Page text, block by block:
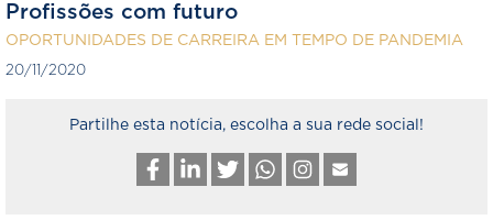
Profissões com futuro
OPORTUNIDADES DE CARREIRA EM TEMPO DE PANDEMIA
20/11/2020
Partilhe esta notícia, escolha a sua rede social!